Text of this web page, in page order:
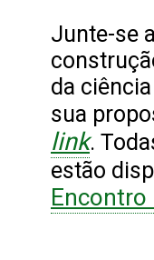
Junte-se
da
sua
link.
estão
Encontro